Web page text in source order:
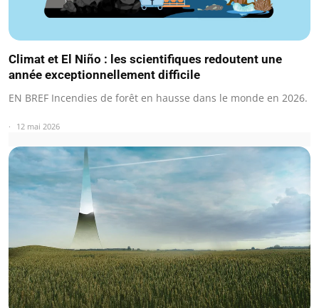
Climat et El Niño : les scientifiques redoutent une
année exceptionnellement difficile
EN BREF Incendies de forêt en hausse dans le monde en 2026.
12 mai 2026